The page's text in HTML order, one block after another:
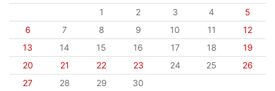
1
2 3 4
5
6
7 8 9 10 11
12
13
14 15 16 17 18
19
20
21 22 23 24 25
26
27
28 29 30